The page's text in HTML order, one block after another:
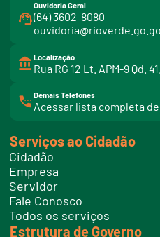
Ouvidoria Geral
(64) 3602-8080
Localização
Rua RG 12 Lt. APM-9 Qd.
Demais Telefones
Acessar lista completa
i
t
e
l
f
o
e
s
Serviços ao Cidadão
Cidadão
Empresa
Servidor
Fale Conosco
Todos os serviços
Estrutura de Governo